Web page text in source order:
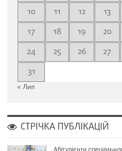
10
11 12 13
17
18 19 20
24
25 26 27
31
« Лип
СТРІЧКА ПУБЛІКАЦІЙ
Абітурієнти